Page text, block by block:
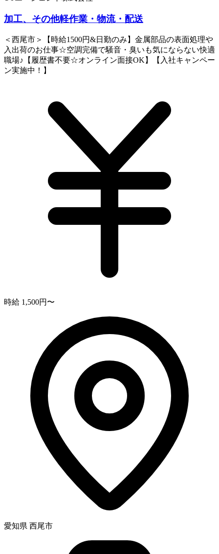
加工、その他軽作業・物流・配送
＜西尾市＞【時給1500円&日勤のみ】金属部品の表面処理や
入出荷のお仕事☆空調完備で騒音・臭いも気にならない快適
職場♪【履歴書不要☆オンライン面接OK】【入社キャンペー
ン実施中！】
時給 1,500円〜
愛知県 西尾市